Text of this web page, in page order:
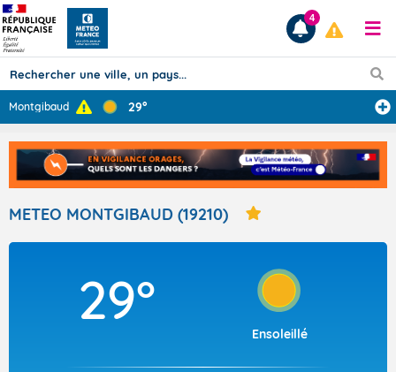
Prévisions
TOUS LES RÉSULTATS
Articles
4
Montgibaud 29°
METEO MONTGIBAUD (19210)
29°
Ensoleillé